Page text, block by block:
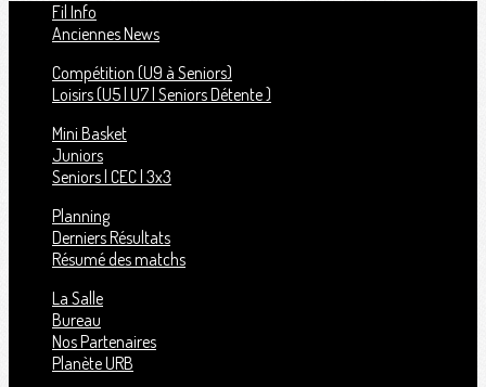
Fil Info
Anciennes News
Compétition (U9 à Seniors)
Loisirs (U5 | U7 | Seniors Détente )
Mini Basket
Juniors
Seniors | CEC | 3x3
Planning
Derniers Résultats
Résumé des matchs
La Salle
Bureau
Nos Partenaires
Planète URB